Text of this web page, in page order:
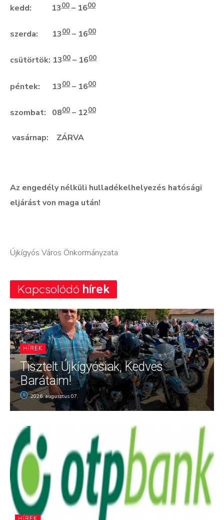
kedd: 1300 – 1600
szerda: 1300 – 1600
csütörtök: 1300 – 1600
péntek: 1300 – 1600
szombat: 0800 – 1200
vasárnap: ZÁRVA
Az engedély nélküli hulladékelhelyezés hatósági
eljárást von maga után!
Újkígyós Város Önkormányzata
Kapcsolódó hírek
HÍREK
Tisztelt Újkígyósiak, Kedves
Barátaim!
2026. augusztus 07.